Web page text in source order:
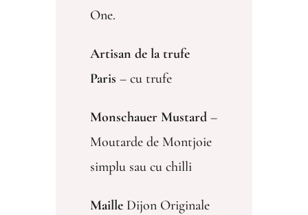
One.
Artisan de la trufe
Paris – cu trufe
Monschauer Mustard–
Moutarde de Montjoie
simplu sau cu chilli
MailleDijon Originale